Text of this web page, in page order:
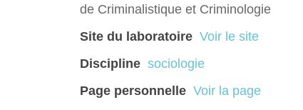
de Criminalistique et Criminologie
Site du laboratoire Voir le site
Discipline sociologie
Page personnelle Voir la page